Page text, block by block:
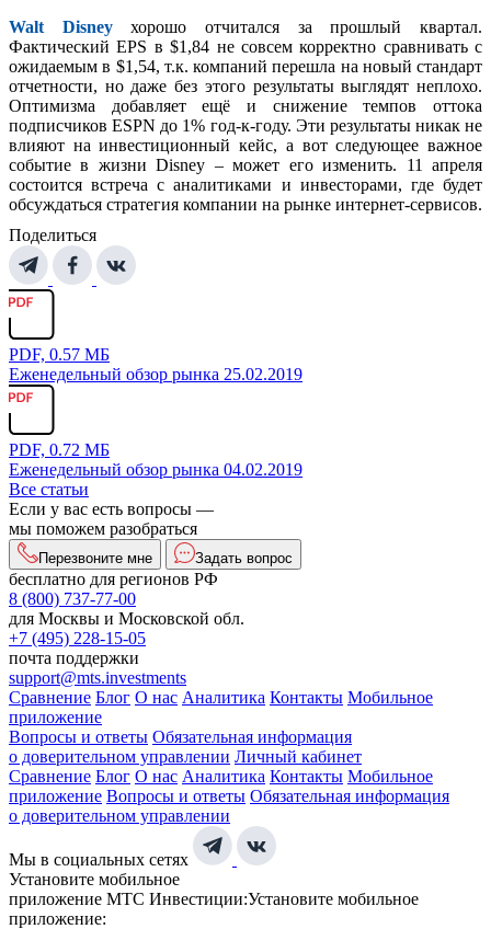
Walt Disneyхорошо отчитался за прошлый квартал.
Фактический EPS в $1,84 не совсем корректно сравнивать с
ожидаемым в $1,54, т.к. компаний перешла на новый стандарт
отчетности, но даже без этого результаты выглядят неплохо.
Оптимизма добавляет ещё и снижение темпов оттока
подписчиков ESPN до 1% год-к-году. Эти результаты никак не
влияют на инвестиционный кейс, а вот следующее важное
событие в жизни Disney – может его изменить. 11 апреля
состоится встреча с аналитиками и инвесторами, где будет
обсуждаться стратегия компании на рынке интернет-сервисов.
Поделиться
PDF, 0.57 МБ
Еженедельный обзор рынка 25.02.2019
PDF, 0.72 МБ
Еженедельный обзор рынка 04.02.2019
Все статьи
Если у вас есть вопросы —
мы поможем разобраться
Перезвоните мне Задать вопрос
бесплатно для регионов РФ
8 (800) 737-77-00
для Москвы и Московской обл.
+7 (495) 228-15-05
почта поддержки
support@mts.investments
Сравнение Блог О нас Аналитика Контакты Мобильное
приложение
Вопросы и ответы Обязательная информация
о доверительном управлении Личный кабинет
Сравнение Блог О нас Аналитика Контакты Мобильное
приложение Вопросы и ответы Обязательная информация
о доверительном управлении
Мы в социальных сетях
Установите мобильное
приложение МТС Инвестиции:Установите мобильное
приложение: